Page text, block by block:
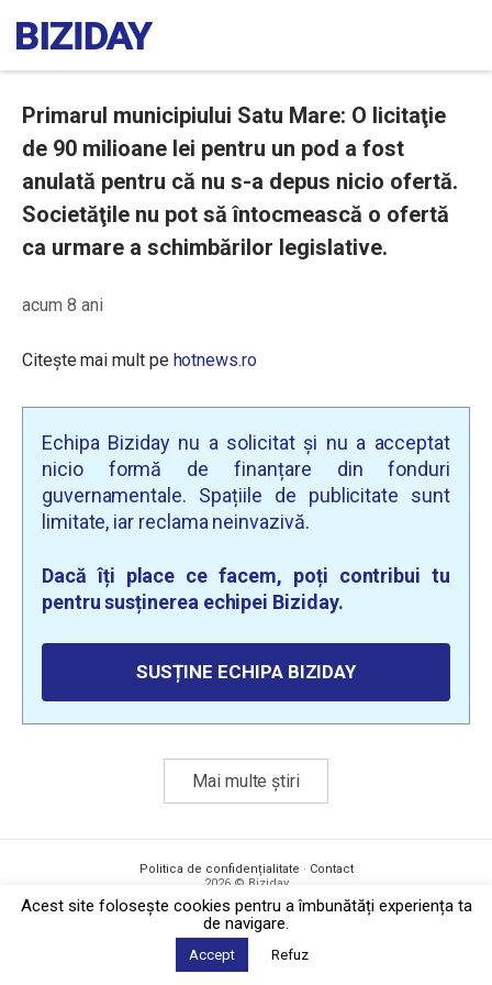
Primarul municipiului Satu Mare: O licitaţie
de 90 milioane lei pentru un pod a fost
anulată pentru că nu s-a depus nicio ofertă.
Societăţile nu pot să întocmească o ofertă
ca urmare a schimbărilor legislative.
acum 8 ani
Citește mai mult pe hotnews.ro
Echipa Biziday nu a solicitat și nu a acceptat
nicio formă de finanțare din fonduri
guvernamentale. Spațiile de publicitate sunt
limitate, iar reclama neinvazivă.
Dacă îți place ce facem, poți contribui tu
pentru susținerea echipei Biziday.
SUSȚINE ECHIPA BIZIDAY
Mai multe știri
Politica de confidențialitate · Contact
2026 © Biziday
Acest site foloseşte cookies pentru a îmbunătăți experiența ta
de navigare.
Accept Refuz